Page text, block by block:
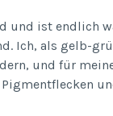
und ist endlich
Ich, als gelb-
und für